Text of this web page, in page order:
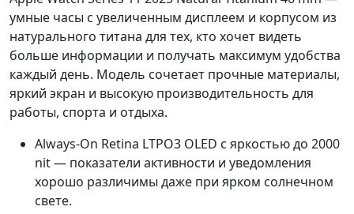
умные часы с увеличенным дисплеем и корпусом из
натурального титана для тех, кто хочет видеть
больше информации и получать максимум удобства
каждый день. Модель сочетает прочные материалы,
яркий экран и высокую производительность для
работы, спорта и отдыха.
Always-On Retina LTPO3 OLED с яркостью до 2000
nit — показатели активности и уведомления
хорошо различимы даже при ярком солнечном
свете.